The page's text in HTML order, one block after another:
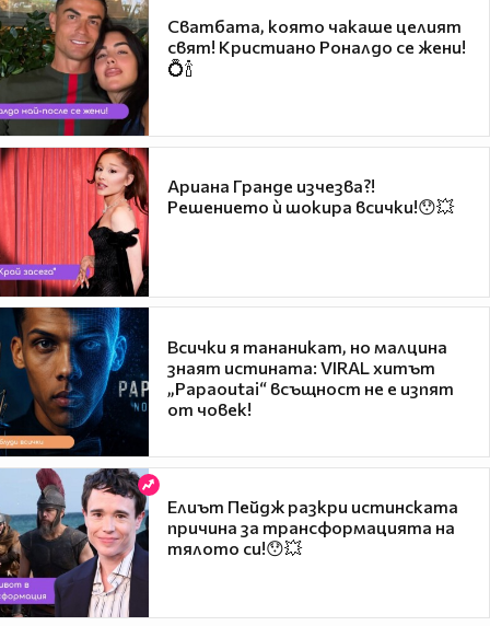
Сватбата, която чакаше целият
свят! Кристиано Роналдо се жени!
💍🍾
Ариана Гранде изчезва?!
Решението ѝ шокира всички!😯💥
Всички я тананикат, но малцина
знаят истината: VIRAL хитът
„Papaoutai“ всъщност не е изпят
от човек!
Елиът Пейдж разкри истинската
причина за трансформацията на
тялото си!😯💥